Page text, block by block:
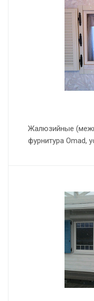
Жалюзийные
фурнитура Omad,